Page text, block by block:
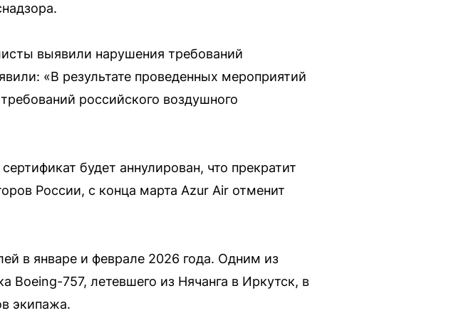
выявили нарушения требований
«В результате проведенных мероприятий
российского воздушного
будет аннулирован, что прекратит
России, с конца марта Azur Air отменит
в январе и феврале 2026 года. Одним из
Boeing-757, летевшего из Нячанга в Иркутск, в
экипажа.